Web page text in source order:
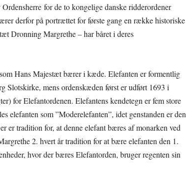
for de to kongelige danske ridderordener
derfor på portrættet for første gang en række historiske
Dronning Margrethe – har båret i deres
Hans Majestæt bærer i kæde. Elefanten er formentlig
Slotskirke, mens ordenskæden først er udført 1693 i
for Elefantordenen. Elefantens kendetegn er fem store
elefanten som ”Moderelefanten”, idet genstanden er den
er tradition for, at denne elefant bæres af monarken ved
2. hvert år tradition for at bære elefanten den 1.
hvor der bæres Elefantorden, bruger regenten sin